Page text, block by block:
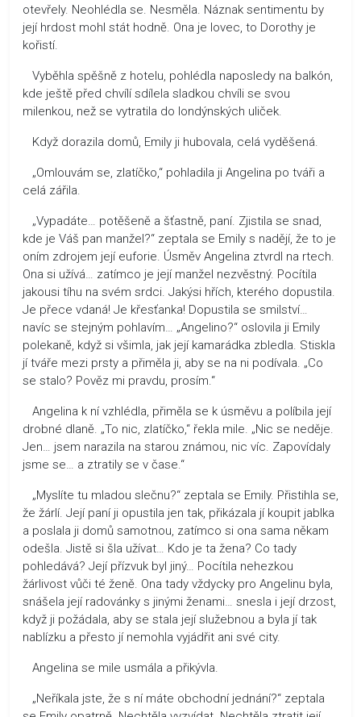
otevřely. Neohlédla se. Nesměla. Náznak sentimentu by
její hrdost mohl stát hodně. Ona je lovec, to Dorothy je
kořistí.
Vyběhla spěšně z hotelu, pohlédla naposledy na balkón,
kde ještě před chvílí sdílela sladkou chvíli se svou
milenkou, než se vytratila do londýnských uliček.
Když dorazila domů, Emily ji hubovala, celá vyděšená.
„Omlouvám se, zlatíčko,“ pohladila ji Angelina po tváři a
celá zářila.
„Vypadáte… potěšeně a šťastně, paní. Zjistila se snad,
kde je Váš pan manžel?“ zeptala se Emily s nadějí, že to je
oním zdrojem její euforie. Úsměv Angelina ztvrdl na rtech.
Ona si užívá… zatímco je její manžel nezvěstný. Pocítila
jakousi tíhu na svém srdci. Jakýsi hřích, kterého dopustila.
Je přece vdaná! Je křesťanka! Dopustila se smilství…
navíc se stejným pohlavím… „Angelino?“ oslovila ji Emily
polekaně, když si všimla, jak její kamarádka zbledla. Stiskla
jí tváře mezi prsty a přiměla ji, aby se na ni podívala. „Co
se stalo? Pověz mi pravdu, prosím.“
Angelina k ní vzhlédla, přiměla se k úsměvu a políbila její
drobné dlaně. „To nic, zlatíčko,“ řekla mile. „Nic se neděje.
Jen… jsem narazila na starou známou, nic víc. Zapovídaly
jsme se… a ztratily se v čase.“
„Myslíte tu mladou slečnu?“ zeptala se Emily. Přistihla se,
že žárlí. Její paní ji opustila jen tak, přikázala jí koupit jablka
a poslala ji domů samotnou, zatímco si ona sama někam
odešla. Jistě si šla užívat… Kdo je ta žena? Co tady
pohledává? Její přízvuk byl jiný… Pocítila nehezkou
žárlivost vůči té ženě. Ona tady vždycky pro Angelinu byla,
snášela její radovánky s jinými ženami… snesla i její drzost,
když ji požádala, aby se stala její služebnou a byla jí tak
nablízku a přesto jí nemohla vyjádřit ani své city.
Angelina se mile usmála a přikývla.
„Neříkala jste, že s ní máte obchodní jednání?“ zeptala